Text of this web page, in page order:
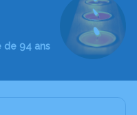
de 94 ans